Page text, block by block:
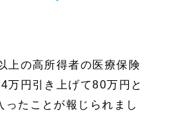
上の高所得者の医療保険
万円引き上げて80万円と
ったことが報じられまし